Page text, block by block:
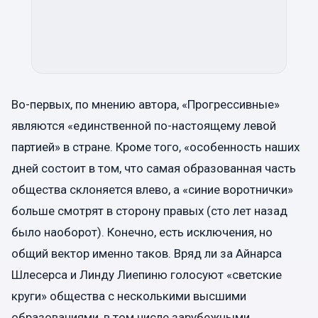
Во-первых, по мнению автора, «Прогрессивные»
являются «единственной по-настоящему левой
партией» в стране. Кроме того, «особенность наших
дней состоит в том, что самая образованная часть
общества склоняется влево, а «синие воротнички»
больше смотрят в сторону правых (сто лет назад
было наоборот). Конечно, есть исключения, но
общий вектор именно таков. Вряд ли за Айнарса
Шлесерса и Линду Лиепиню голосуют «светские
круги» общества с несколькими высшими